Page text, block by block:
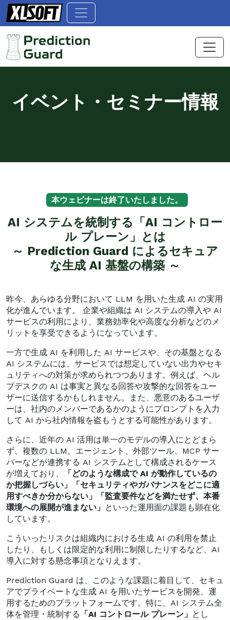
イベント・セミナー情報
本ウェビナーは終了いたしました。
AI システムを統制する「AI コントロー
ル プレーン」とは
～ Prediction Guard によるセキュア
な生成 AI 基盤の構築 ～
昨今、あらゆる分野において LLM を用いた生成 AI の実用
化が進んでいます。 企業や組織は AI システムの導入や AI
サービスの利用により、業務効率化や高度な分析などのメ
リットを享受できるようになっています。
一方で生成 AI を利用した AI サービスや、その基盤となる
AI システムには、サービスでは想定していない出力やセキ
ュリティへの対策が求められつつあります。例えば、ヘル
プデスクの AI は事実と異なる回答や攻撃的な回答をユー
ザーに送信するかもしれません。また、悪意のあるユーザ
ーは、社内のメンバーであるかのようにプロンプトを入力
して AI から社内情報を盗もうとする可能性があります。
さらに、近年の AI 活用は単一のモデルの導入にとどまら
ず、複数の LLM、エージェント、外部ツール、MCP サー
バーなどが連携する AI システムとして構成されるケース
が増えており、
「どのような構成で AI が動作しているの
か把握しづらい」「セキュリティやガバナンスをどこに適
用すべきか分からない」「監査要件などを満たせず、本番
環境への展開が進まない」 といった運用面の課題も顕在化
しています。
こういったリスクは組織内における生成 AI の利用を禁止
したり、もしくは限定的な利用に制限したりするなど、AI
導入に対する懸念事項となりえます。
Prediction Guard は、このような課題に着目して、セキュ
アでプライベートな生成 AI を用いたサービスを開発、運
用するためのプラットフォームです。特に、AI システム全
体を管理・統制する 「AI コントロール プレーン」 とし